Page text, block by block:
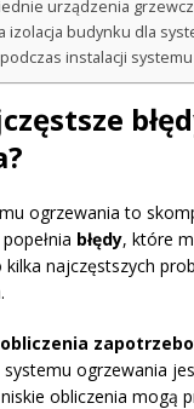
urządzenia
izolacja budynku dla
podczas instalacji
ogrzewania to
błędy, które
kilka najczęstszych
ogrzewania
obliczenia mogą